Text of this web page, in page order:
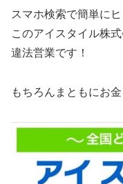
スマホ検索で簡単に
このアイスタイル株
違法営業です！
もちろんまともにお